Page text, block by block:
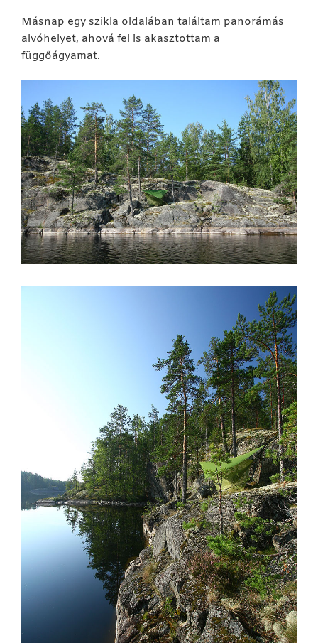
Másnap egy szikla oldalában találtam panorámás
alvóhelyet, ahová fel is akasztottam a
függőágyamat.